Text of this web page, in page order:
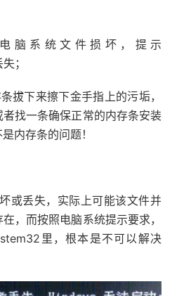
脑系统文件损坏，提示
；
拔下来擦下金手指上的污垢，
找一条确保正常的内存条安装
内存条的问题！
或丢失，实际上可能该文件并
，而按照电脑系统提示要求，
里，根本是不可以解决